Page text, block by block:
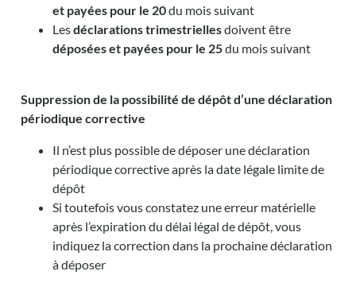
et payées pour le 20du mois suivant
Lesdéclarations trimestriellesdoivent être
déposées et payées pour le 25du mois suivant
Suppression de la possibilité de dépôt d’une déclaration
périodique corrective
Il n’est plus possible de déposer une déclaration
périodique corrective après la date légale limite de
dépôt
Si toutefois vous constatez une erreur matérielle
après l’expiration du délai légal de dépôt, vous
indiquez la correction dans la prochaine déclaration
à déposer